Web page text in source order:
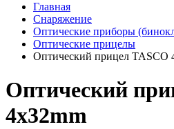
Главная
Снаряжение
Оптические приборы
Оптические прицелы
Оптический прицел TASCO
Оптический
4х32mm